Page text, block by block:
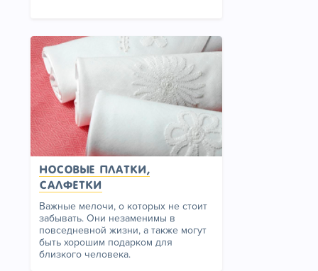
Носовые платки,
салфетки
Важные мелочи, о которых не стоит
забывать. Они незаменимы в
повседневной жизни, а также могут
быть хорошим подарком для
близкого человека.